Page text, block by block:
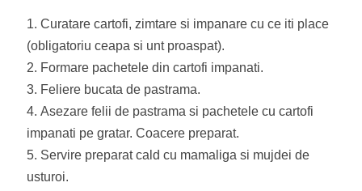
Curatare cartofi, zimtare si impanare cu ce iti place
(obligatoriu ceapa si unt proaspat).
Formare pachetele din cartofi impanati.
Feliere bucata de pastrama.
Asezare felii de pastrama si pachetele cu cartofi
impanati pe gratar. Coacere preparat.
Servire preparat cald cu mamaliga si mujdei de
usturoi.